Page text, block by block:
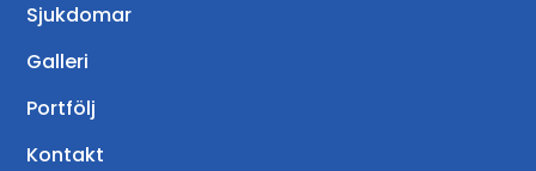
Sjukdomar
Galleri
Portfölj
Kontakt